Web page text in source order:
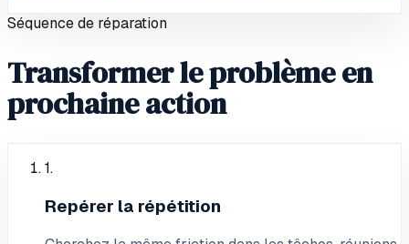
Séquence de réparation
Transformer le problème en
prochaine action
1.
Repérer la répétition